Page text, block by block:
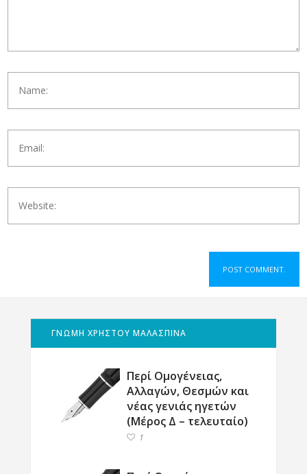
ΓΝΩΜΗ ΧΡΗΣΤΟΥ ΜΑΛΑΣΠΙΝΑ
Περί Ομογένειας,
Αλλαγών, Θεσμών και
νέας γενιάς ηγετών
(Μέρος Δ – τελευταίο)
1